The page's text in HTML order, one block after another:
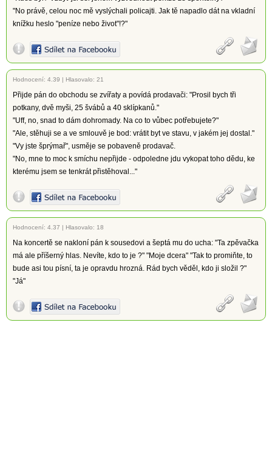
"No právě, celou noc mě vyslýchali policajti. Jak tě napadlo dát na vkladní
knížku heslo "peníze nebo život"!?"
Hodnocení: 4.39 | Hlasovalo: 21
Přijde pán do obchodu se zvířaty a povídá prodavači: "Prosil bych tři
potkany, dvě myši, 25 švábů a 40 sklípkanů."
"Uff, no, snad to dám dohromady. Na co to vůbec potřebujete?"
"Ale, stěhuji se a ve smlouvě je bod: vrátit byt ve stavu, v jakém jej dostal."
"Vy jste šprýmař", usměje se pobaveně prodavač.
"No, mne to moc k smíchu nepřijde - odpoledne jdu vykopat toho dědu, ke
kterému jsem se tenkrát přistěhoval..."
Hodnocení: 4.37 | Hlasovalo: 18
Na koncertě se nakloní pán k sousedovi a šeptá mu do ucha: "Ta zpěvačka
má ale příšerný hlas. Nevíte, kdo to je ?" "Moje dcera" "Tak to promiňte, to
bude asi tou písní, ta je opravdu hrozná. Rád bych věděl, kdo ji složil ?"
"Já"